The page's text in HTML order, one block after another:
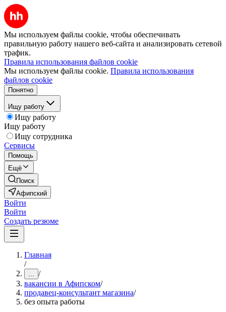
Мы используем файлы cookie, чтобы обеспечивать
правильную работу нашего веб-сайта и анализировать сетевой
трафик.
Правила использования файлов cookie
Мы используем файлы cookie. Правила использования
файлов cookie
Понятно
Ищу работу
Ищу работу
Ищу работу
Ищу сотрудника
Сервисы
Помощь
Ещё
Поиск
Афипский
Войти
Войти
Создать резюме
Главная
/
... /
вакансии в Афипском/
продавец-консультант магазина/
без опыта работы